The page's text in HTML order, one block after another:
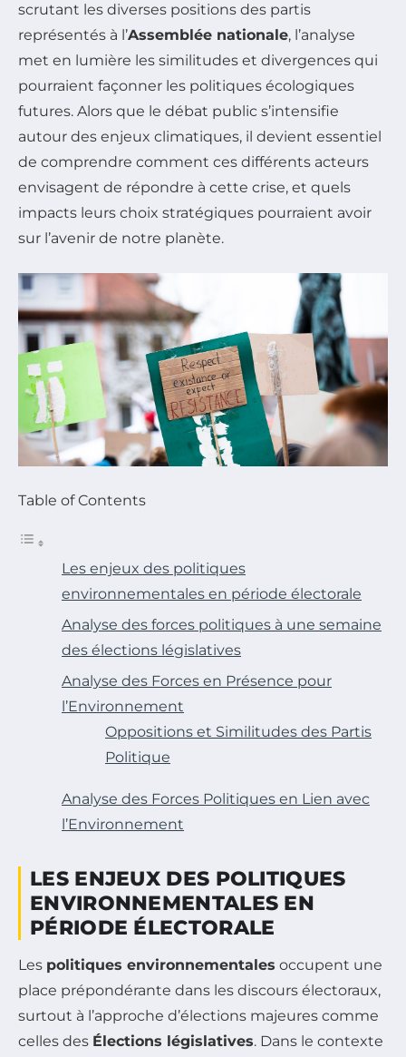
scrutant les diverses positions des partis
représentés à l’Assemblée nationale, l’analyse
met en lumière les similitudes et divergences qui
pourraient façonner les politiques écologiques
futures. Alors que le débat public s’intensifie
autour des enjeux climatiques, il devient essentiel
de comprendre comment ces différents acteurs
envisagent de répondre à cette crise, et quels
impacts leurs choix stratégiques pourraient avoir
sur l’avenir de notre planète.
Table of Contents
Les enjeux des politiques
environnementales en période électorale
Analyse des forces politiques à une semaine
des élections législatives
Analyse des Forces en Présence pour
l’Environnement
Oppositions et Similitudes des Partis
Politique
Analyse des Forces Politiques en Lien avec
l’Environnement
LES ENJEUX DES POLITIQUES
ENVIRONNEMENTALES EN
PÉRIODE ÉLECTORALE
Les politiques environnementales occupent une
place prépondérante dans les discours électoraux,
surtout à l’approche d’élections majeures comme
celles des Élections législatives. Dans le contexte